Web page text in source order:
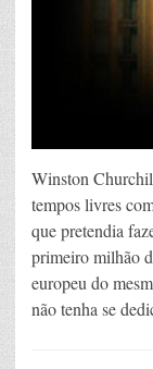
Winston
tempos livres
que pretendia
primeiro milhão
europeu do
não tenha se